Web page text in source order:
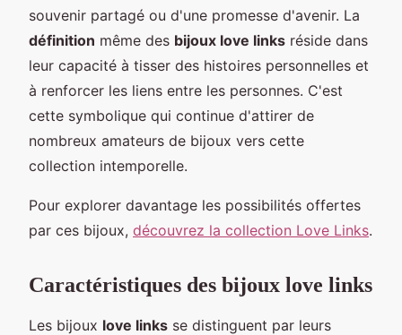
souvenir partagé ou d'une promesse d'avenir. La
définition même des bijoux love links réside dans
leur capacité à tisser des histoires personnelles et
à renforcer les liens entre les personnes. C'est
cette symbolique qui continue d'attirer de
nombreux amateurs de bijoux vers cette
collection intemporelle.
Pour explorer davantage les possibilités offertes
par ces bijoux, découvrez la collection Love Links.
Caractéristiques des bijoux love links
Les bijoux love links se distinguent par leurs